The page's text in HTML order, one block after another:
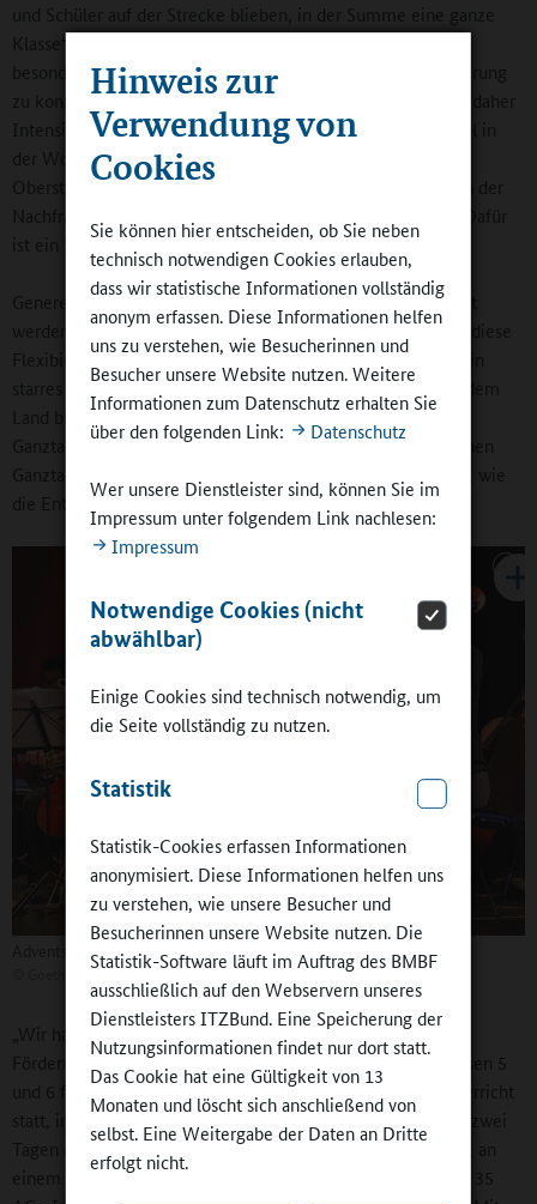
Hinweis zur
Verwendung von
Cookies
Sie können hier entscheiden, ob Sie neben
technisch notwendigen Cookies erlauben,
dass wir statistische Informationen vollständig
anonym erfassen. Diese Informationen helfen
uns zu verstehen, wie Besucherinnen und
Besucher unsere Website nutzen. Weitere
Informationen zum Datenschutz erhalten Sie
über den folgenden Link:
Datenschutz
Wer unsere Dienstleister sind, können Sie im
Impressum unter folgendem Link nachlesen:
Impressum
Notwendige Cookies (nicht
abwählbar)
Einige Cookies sind technisch notwendig, um
die Seite vollständig zu nutzen.
Statistik
Statistik-Cookies erfassen Informationen
anonymisiert. Diese Informationen helfen uns
zu verstehen, wie unsere Besucher und
Besucherinnen unsere Website nutzen. Die
Statistik-Software läuft im Auftrag des BMBF
ausschließlich auf den Webservern unseres
Dienstleisters ITZBund. Eine Speicherung der
Nutzungsinformationen findet nur dort statt.
Das Cookie hat eine Gültigkeit von 13
Monaten und löscht sich anschließend von
selbst. Eine Weitergabe der Daten an Dritte
erfolgt nicht.
und Schüler auf der Strecke blieben, in der Summe eine ganze
Klasse“, war Ausgangspunkt, den Ganztag im Gymnasium
besonders unter dem Gesichtspunkt der individuellen Förderung
zu konzipieren. Neben der „Goethe nach zwei“-Zeit gibt es daher
Intensivierungskurse in allen Hauptfächern, in denen einmal in
der Woche in festen Kleingruppen mit einem qualifizierten
Oberstufenschüler gelernt wird. Das Angebot richtet sich an der
Nachfrage durch Eltern und Schülerinnen und Schüler aus. Dafür
ist ein Elternbeitrag fällig.
Generell können die Ganztagsangebote nach Bedarf gewählt
werden, die fünf Tage sind kein Muss. „Die Eltern schätzen diese
Flexibilität sehr“, so Klaus Holl. „Wir sind schon als Schule ein
starres System, da sollten wir Flexibilität ermöglichen. Auf dem
Land braucht man den Eltern mit einer gebundenen
Ganztagsschule nicht zu kommen.“ Nach einer teilgebundenen
Ganztagsschule besteht hingegen eine deutliche Nachfrage, wie
die Entwicklung der 2011 etablierten Lernzeitklasse zeigt.
Adventskonzert 2016
Goethe-Gymnasium Bensheim
„Wir haben gemerkt, dass der Bedarf nach Betreuung und
Förderung wuchs“, erinnert sich Nicole Guthier. In den Klassen 5
und 6 findet in den Lernzeitklassen verstärkt Hauptfachunterricht
statt, in den die individuellen Lernzeiten integriert sind. An zwei
Tagen dauert der Unterricht zusätzlich von 14 bis 15.30 Uhr, an
einem Tag besuchen die Schülerinnen und Schüler eine der 35